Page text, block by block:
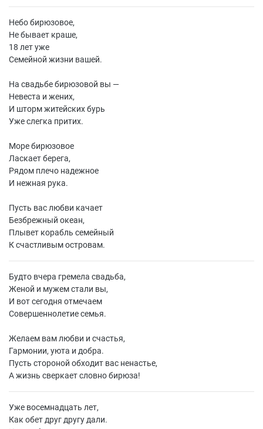
Небо бирюзовое,
Не бывает краше,
18 лет уже
Семейной жизни вашей.
На свадьбе бирюзовой вы —
Невеста и жених,
И шторм житейских бурь
Уже слегка притих.
Море бирюзовое
Ласкает берега,
Рядом плечо надежное
И нежная рука.
Пусть вас любви качает
Безбрежный океан,
Плывет корабль семейный
К счастливым островам.
Будто вчера гремела свадьба,
Женой и мужем стали вы,
И вот сегодня отмечаем
Совершеннолетие семья.
Желаем вам любви и счастья,
Гармонии, уюта и добра.
Пусть стороной обходит вас ненастье,
А жизнь сверкает словно бирюза!
Уже восемнадцать лет,
Как обет друг другу дали.